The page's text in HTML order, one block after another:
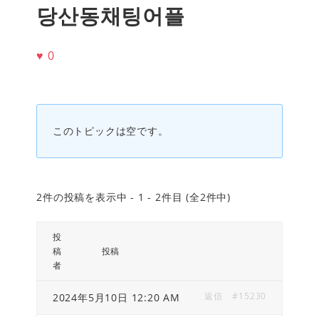
당산동채팅어플
♥ 0
このトピックは空です。
2件の投稿を表示中 - 1 - 2件目 (全2件中)
投
稿
者
投稿
2024年5月10日 12:20 AM #15230
返信